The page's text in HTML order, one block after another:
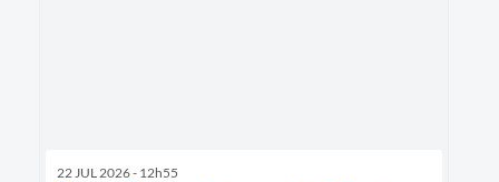
22 JUL 2026 - 12h55